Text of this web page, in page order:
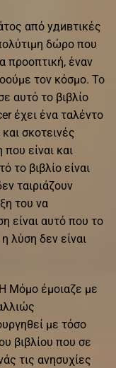
από удивτικές
δώρο που
προοπτική, έναν
τον κόσμο. Το
αυτό το βιβλίο
έχει ένα ταλέντο
σκοτεινές
είναι και
το βιβλίο είναι
ταιριάζουν
του να
είναι αυτό που το
λύση δεν είναι
Μόμο έμοιαζε με
με τόσο
βιβλίου που σε
τις ανησυχίες